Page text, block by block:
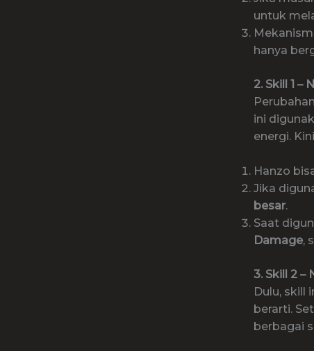
untuk
hanya
2. Skill 1 –
ini
energi.
Hanzo
Jika
besar.
Saat
Damage,
3. Skill 2 –
Dulu, skill
berarti.
berbagai